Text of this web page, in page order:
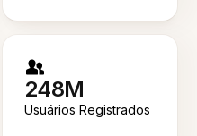
248M
Usuários Registrados